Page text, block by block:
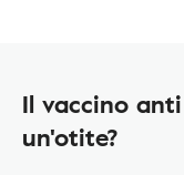
Il vaccino
un'otite?